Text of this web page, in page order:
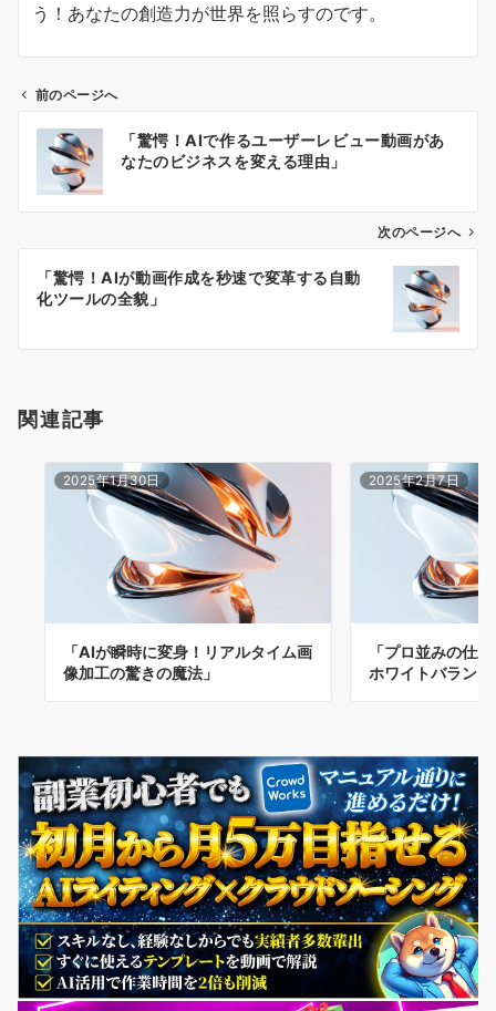
う！あなたの創造力が世界を照らすのです。
ン
前のページへ
「驚愕！AIで作るユーザーレビュー動画があ
なたのビジネスを変える理由」
次のページへ
「驚愕！AIが動画作成を秒速で変革する自動
化ツールの全貌」
関連記事
2025年1月30日
「AIが瞬時に変身！リアルタイム画
像加工の驚きの魔法」
2025年2月7日
「プロ並みの仕
ホワイトバラン